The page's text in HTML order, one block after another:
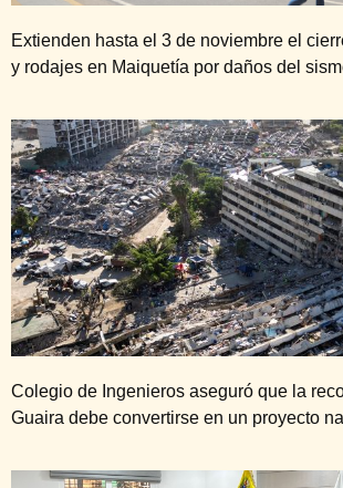
Extienden hasta el 3 de noviembre el
y rodajes en Maiquetía por daños del
Colegio de Ingenieros aseguró que la
Guaira debe convertirse en un proyecto